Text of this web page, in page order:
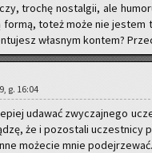
tro­chę no­stal­gii, ale
formą, toteż może nie
wła­snym kon­tem?
g. 16:04
uda­wać zwy­czaj­ne­go
że i po­zo­sta­li
mo­że­cie mnie